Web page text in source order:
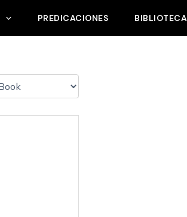
PREDICACIONES BIBLIOTECA